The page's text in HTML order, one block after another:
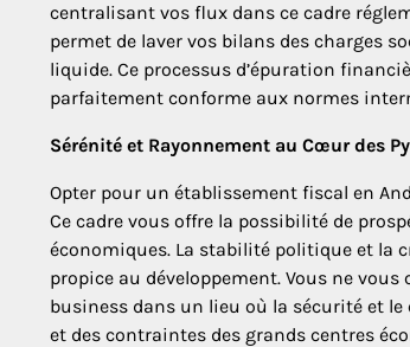
centralisant vos flux dans ce cadre
permet de laver vos bilans des charges
liquide. Ce processus d’épuration
parfaitement conforme aux normes
Sérénité et Rayonnement au Cœur des
Opter pour un établissement fiscal en
Ce cadre vous offre la possibilité de
économiques. La stabilité politique et la
propice au développement. Vous ne
business dans un lieu où la sécurité et
et des contraintes des grands centres